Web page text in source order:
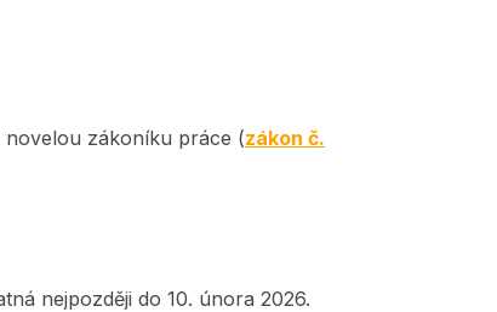
novelou zákoníku práce (zákon č.
nejpozději do 10. února 2026.